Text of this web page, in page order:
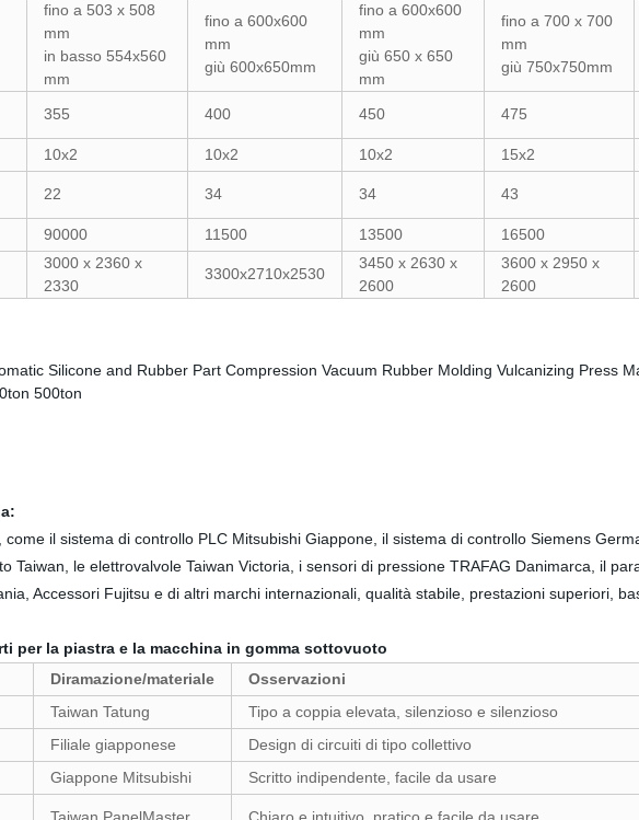
fino a 503 x 508
mm
in basso 554x560
mm
fino a 600x600
mm
giù 600x650mm
fino a 600x600
mm
giù 650 x 650
mm
fino a 700 x 700
mm
giù 750x750mm
355 400 450 475
10x2 10x2 10x2 15x2
22 34 34 43
90000 11500 13500 16500
3000 x 2360 x
2330
3300x2710x2530
3450 x 2630 x
2600
3600 x 2950 x
2600
il sistema di controllo PLC Mitsubishi Giappone, il sistema di controllo Siemens
Taiwan, le elettrovalvole Taiwan Victoria, i sensori di pressione TRAFAG Danimarca, il
Accessori Fujitsu e di altri marchi internazionali, qualità stabile, prestazioni superiori,
per la piastra e la macchina in gomma sottovuoto
Diramazione/materiale
Osservazioni
Taiwan Tatung
Tipo a coppia elevata, silenzioso e silenzioso
Filiale giapponese
Design di circuiti di tipo collettivo
Giappone Mitsubishi Scritto indipendente, facile da usare